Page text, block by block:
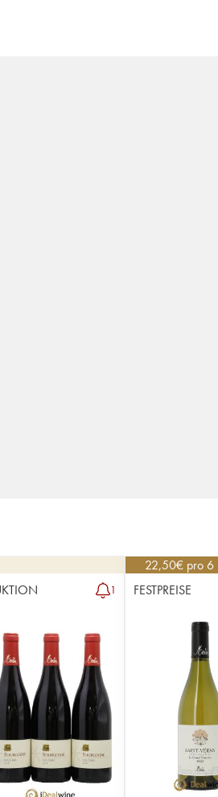
1
22,50€ pro
FESTPREISE